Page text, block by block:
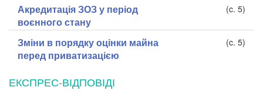
Акредитація ЗОЗ у період
воєнного стану
(c. 5)
Зміни в порядку оцінки майна
перед приватизацією
(c. 5)
ЕКСПРЕС-ВІДПОВІДІ